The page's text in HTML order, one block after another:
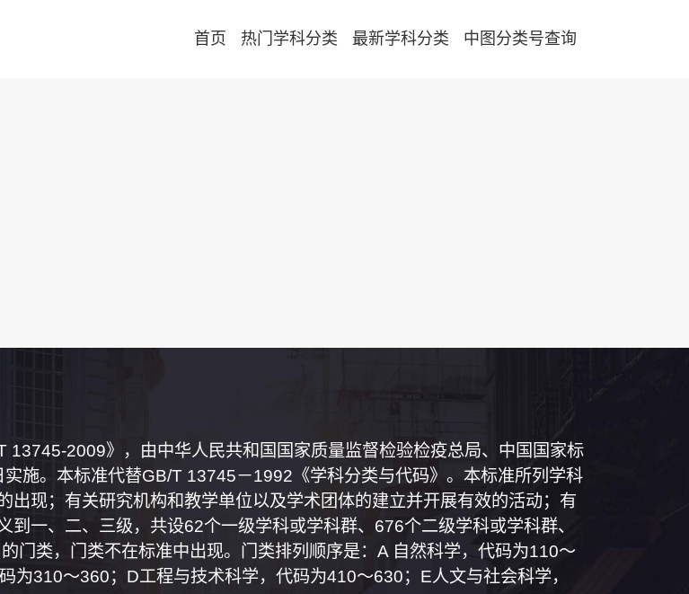
首页 热门学科分类 最新学科分类 中图分类号查询
13745-2009》，由中华人民共和国国家质量监督检验检疫总局、中国国家标
施。本标准代替GB/T 13745－1992《学科分类与代码》。本标准所列学科
出现；有关研究机构和教学单位以及学术团体的建立并开展有效的活动；有
一、二、三级，共设62个一级学科或学科群、676个二级学科或学科群、
门类，门类不在标准中出现。门类排列顺序是：A 自然科学，代码为110～
310～360；D工程与技术科学，代码为410～630；E人文与社会科学，